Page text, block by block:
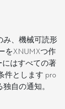
み、機械可読形
をXNUMXつ作
にはすべての著
件とします pro
自の通知。